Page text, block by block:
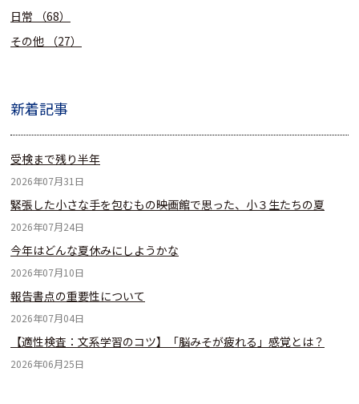
日常
（68）
その他
（27）
新着記事
受検まで残り半年
2026年07月31日
緊張した小さな手を包むもの――映画館で思った、小３生たちの夏
2026年07月24日
今年はどんな夏休みにしようかな
2026年07月10日
報告書点の重要性について
2026年07月04日
【適性検査：文系学習のコツ】「脳みそが疲れる」感覚とは？
2026年06月25日